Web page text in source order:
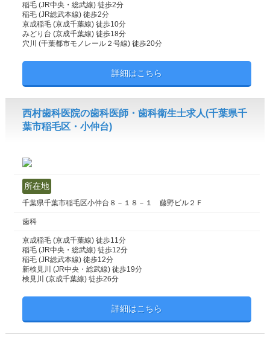
稲毛 (JR中央・総武線) 徒歩2分
稲毛 (JR総武本線) 徒歩2分
京成稲毛 (京成千葉線) 徒歩10分
みどり台 (京成千葉線) 徒歩18分
穴川 (千葉都市モノレール２号線) 徒歩20分
詳細はこちら
西村歯科医院の歯科医師・歯科衛生士求人(千葉県千
葉市稲毛区・小仲台)
所在地
千葉県千葉市稲毛区小仲台８－１８－１ 藤野ビル２Ｆ
歯科
京成稲毛 (京成千葉線) 徒歩11分
稲毛 (JR中央・総武線) 徒歩12分
稲毛 (JR総武本線) 徒歩12分
新検見川 (JR中央・総武線) 徒歩19分
検見川 (京成千葉線) 徒歩26分
詳細はこちら